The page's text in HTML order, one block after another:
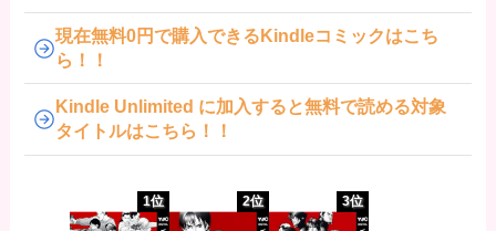
現在無料0円で購入できるKindleコミックはこち
ら！！
Kindle Unlimited に加入すると無料で読める対象
タイトルはこちら！！
1位 2位 3位